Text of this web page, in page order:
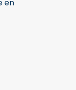
en